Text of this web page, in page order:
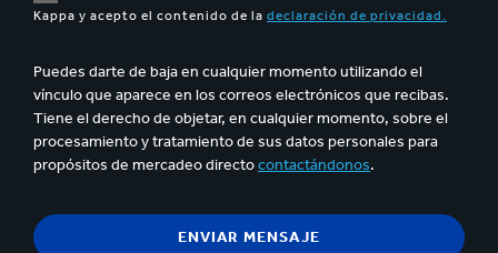
Kappa y acepto el contenido de la declaración de privacidad.
Puedes darte de baja en cualquier momento utilizando el
vínculo que aparece en los correos electrónicos que recibas.
Tiene el derecho de objetar, en cualquier momento, sobre el
procesamiento y tratamiento de sus datos personales para
propósitos de mercadeo directocontactándonos.